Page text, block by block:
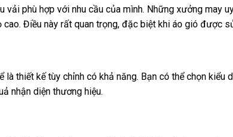
vải phù hợp với nhu cầu của mình. Những xưởng
Điều này rất quan trọng, đặc biệt khi áo gió được
thiết kế tùy chỉnh có khả năng. Bạn có thể chọn
nhận diện thương hiệu.